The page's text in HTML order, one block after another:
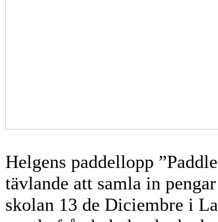
Helgens paddellopp
tävlande att samla in
skolan 13 de Diciembre i